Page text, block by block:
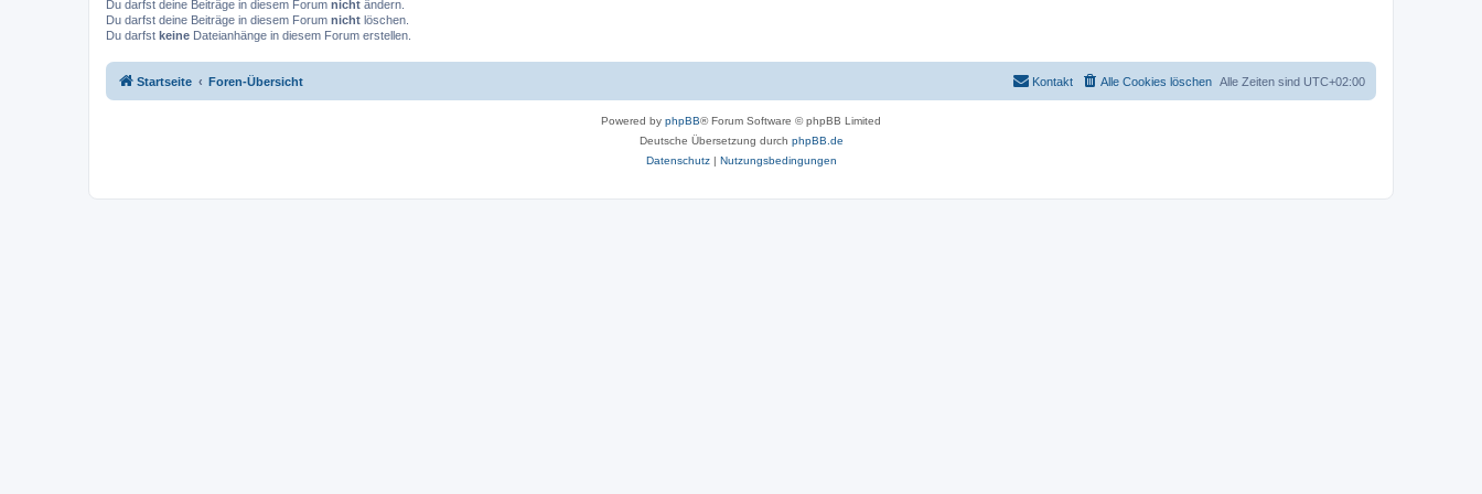
Du darfst deine Beiträge in diesem Forum nicht ändern.
Du darfst deine Beiträge in diesem Forum nicht löschen.
Du darfst keine Dateianhänge in diesem Forum erstellen.
Startseite Foren-Übersicht Alle Zeiten sind UTC+02:00
Alle Cookies löschen
Kontakt
Powered by phpBB® Forum Software © phpBB Limited
Deutsche Übersetzung durch phpBB.de
Datenschutz| Nutzungsbedingungen